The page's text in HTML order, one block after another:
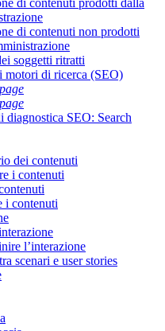
di contenuti prodotti dalla
di contenuti non prodotti
soggetti ritratti
motori di ricerca (SEO)
diagnostica SEO: Search
dei contenuti
i contenuti
i contenuti
l’interazione
scenari e user stories